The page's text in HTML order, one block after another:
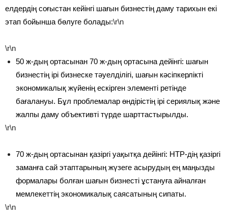
елдердің соғыстан кейінгі шағын бизнестің даму тарихын екі
этап бойынша бөлуге болады:\r\n
\r\n
50 ж-дың ортасынан 70 ж-дың ортасына дейінгі: шағын
бизнестің ірі бизнеске тәуелділігі, шағын кәсіпкерлікті
экономикалық жүйенің ескірген элементі ретінде
бағалануы. Бұл проблемалар өндірістің ірі сериялық және
жалпы даму объективті түрде шарттастырылды.
\r\n
70 ж-дың ортасынан қазіргі уақытқа дейінгі: НТР-дің қазіргі
заманға сай этаптарының жүзеге асырудың ең маңызды
формалары болған шағын бизнесті ұстануға айналған
мемлекеттің экономикалық саясатының сипаты.
\r\n